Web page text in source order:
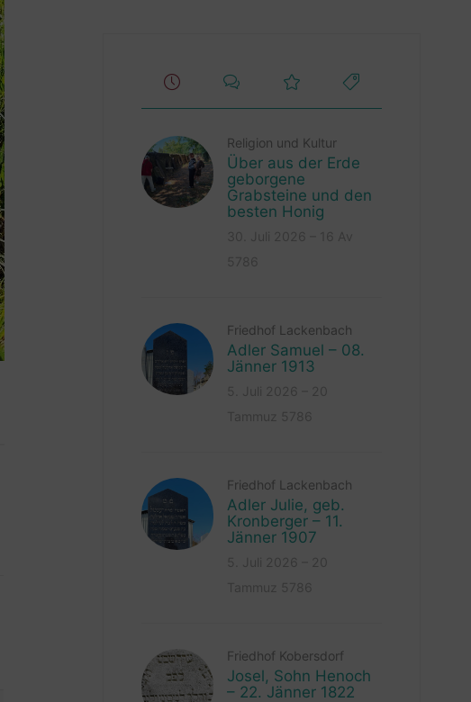
Religion und Kultur
Über aus der Erde
geborgene
Grabsteine und den
besten Honig
Friedhof Lackenbach
Adler Samuel – 08.
Jänner 1913
Friedhof Lackenbach
Adler Julie, geb.
Kronberger – 11.
Jänner 1907
Friedhof Kobersdorf
Josel, Sohn Henoch
– 22. Jänner 1822